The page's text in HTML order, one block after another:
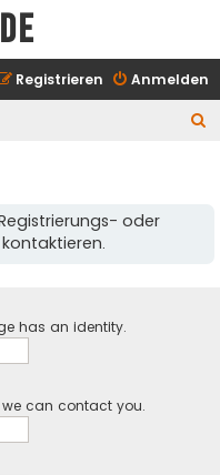
Anmelden
Registrieren
oder
has an identity.
can contact you.